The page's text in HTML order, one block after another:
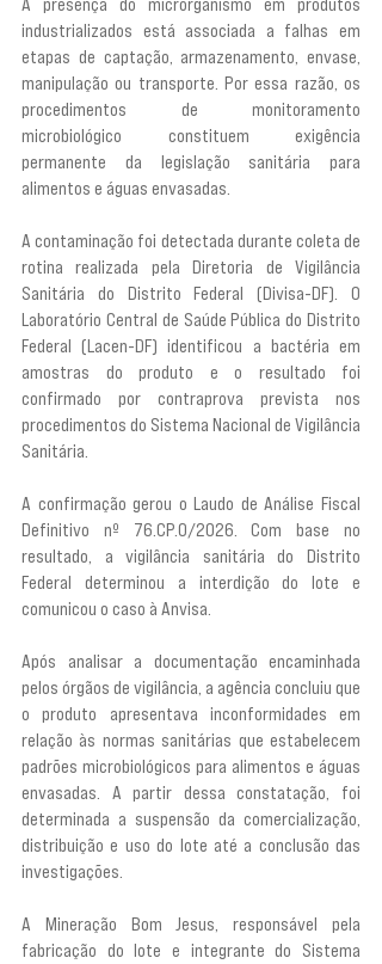
A presença do microrganismo em produtos
industrializados está associada a falhas em
etapas de captação, armazenamento, envase,
manipulação ou transporte. Por essa razão, os
procedimentos de monitoramento
microbiológico constituem exigência
permanente da legislação sanitária para
alimentos e águas envasadas.
A contaminação foi detectada durante coleta de
rotina realizada pela Diretoria de Vigilância
Sanitária do Distrito Federal (Divisa-DF). O
Laboratório Central de Saúde Pública do Distrito
Federal (Lacen-DF) identificou a bactéria em
amostras do produto e o resultado foi
confirmado por contraprova prevista nos
procedimentos do Sistema Nacional de Vigilância
Sanitária.
A confirmação gerou o Laudo de Análise Fiscal
Definitivo nº 76.CP.0/2026. Com base no
resultado, a vigilância sanitária do Distrito
Federal determinou a interdição do lote e
comunicou o caso à Anvisa.
Após analisar a documentação encaminhada
pelos órgãos de vigilância, a agência concluiu que
o produto apresentava inconformidades em
relação às normas sanitárias que estabelecem
padrões microbiológicos para alimentos e águas
envasadas. A partir dessa constatação, foi
determinada a suspensão da comercialização,
distribuição e uso do lote até a conclusão das
investigações.
A Mineração Bom Jesus, responsável pela
fabricação do lote e integrante do Sistema